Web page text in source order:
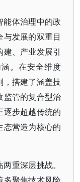
能体治理中的政
发展的双重目
、产业发展引
。在安全维度
，搭建了涵盖技
监管的复合型治
逐步超越传统的
态营造为核心的
重深层挑战。
多聚焦技术风险